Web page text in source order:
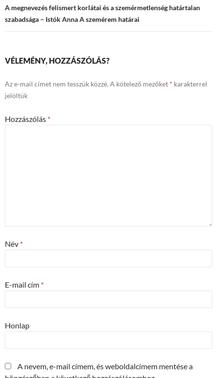
A megnevezés felismert korlátai és a szemérmetlenség határtalan
szabadsága – Istók Anna A szemérem határai
VÉLEMÉNY, HOZZÁSZÓLÁS?
Az e-mail címet nem tesszük közzé. A kötelező mezőket * karakterrel
jelöltük
Hozzászólás *
Név *
E-mail cím *
Honlap
A nevem, e-mail címem, és weboldalcímem mentése a